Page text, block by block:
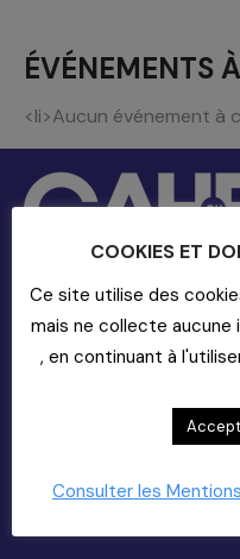
ÉVÉNEMENTS
<li>Aucun événement à
Contact
01-55-33-60-00
Nous Contacter
Trouvez nous sur :
pagepagepagepage
COOKIES ET
Ce site utilise des
mais ne collecte aucune
, en continuant à
Consulter les